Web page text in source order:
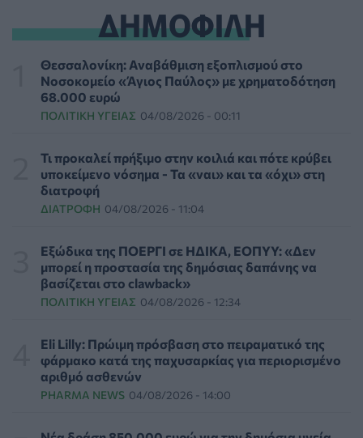
Γιαννάκος: Πρωτοφανής πίεση στο Νοσοκομείο
Ζακύνθου - Καταγγέλθηκαν οκτώ βιασμοί γυναικών
ΠΟΛΙΤΙΚΉ ΥΓΕΊΑΣ 06/08/2026 - 16:34
Έκτακτα μέτρα και στην Καστοριά κατά της διασποράς
ΕΠΙΚΑΙΡΌΤΗΤΑ 06/08/2026 - 16:16
Τα τρία SOS στη μέση ηλικία που εξασφαλίζουν 13
επιπλέον χρόνια χωρίς άνοια
Εθελοντές του ΕΕΣ διέσωσαν δεκάδες οικόσιτα και
άγρια ζώα από τις φωτιές στη Δυτική Αττική
06/08/2026 - 15:42
Βίντεο από την καμπάνια Raise Her Voice για την
έγκαιρη αναγνώριση της έμφυλης βίας με έμφαση στις
γυναίκες με αναπηρία
ΨΥΧΙΚΉ ΥΓΕΊΑ 06/08/2026 - 15:21
ΔΗΜΟΦΙΛΗ
Θεσσαλονίκη: Αναβάθμιση εξοπλισμού στο
Νοσοκομείο «Άγιος Παύλος» με χρηματοδότηση
68.000 ευρώ
ΠΟΛΙΤΙΚΉ ΥΓΕΊΑΣ 04/08/2026 - 00:11
Τι προκαλεί πρήξιμο στην κοιλιά και πότε κρύβει
υποκείμενο νόσημα - Τα «ναι» και τα «όχι» στη
διατροφή
ΔΙΑΤΡΟΦΉ 04/08/2026 - 11:04
Εξώδικα της ΠΟΕΡΓΙ σε ΗΔΙΚΑ, ΕΟΠΥΥ: «Δεν
μπορεί η προστασία της δημόσιας δαπάνης να
βασίζεται στο clawback»
ΠΟΛΙΤΙΚΉ ΥΓΕΊΑΣ 04/08/2026 - 12:34
Eli Lilly: Πρώιμη πρόσβαση στο πειραματικό της
φάρμακο κατά της παχυσαρκίας για περιορισμένο
αριθμό ασθενών
PHARMA NEWS 04/08/2026 - 14:00